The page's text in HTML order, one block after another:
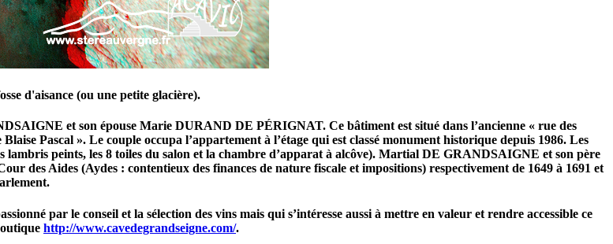
d'aisance (ou une petite glacière).
et son épouse Marie DURAND DE PÉRIGNAT. Ce bâtiment est situé dans l’ancienne « rue des
Pascal ». Le couple occupa l’appartement à l’étage qui est classé monument historique depuis 1986. Les
peints, les 8 toiles du salon et la chambre d’apparat à alcôve). Martial DE GRANDSAIGNE et son père
des Aides (Aydes : contentieux des finances de nature fiscale et impositions) respectivement de 1649 à 1691 et
par le conseil et la sélection des vins mais qui s’intéresse aussi à mettre en valeur et rendre accessible ce
http://www.cavedegrandseigne.com/.